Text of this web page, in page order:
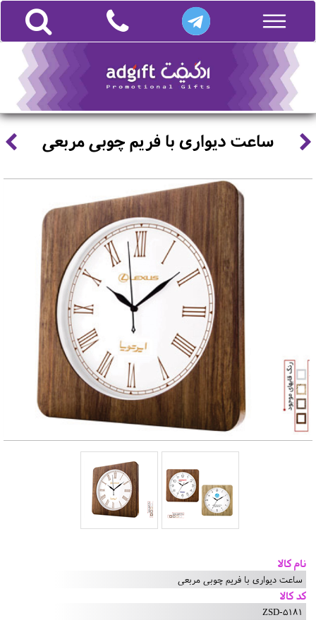
ساعت دیواری با فریم چوبی مربعی
نام کالا
ساعت دیواری با فریم چوبی مربعی
کد کالا
ZSD-5181